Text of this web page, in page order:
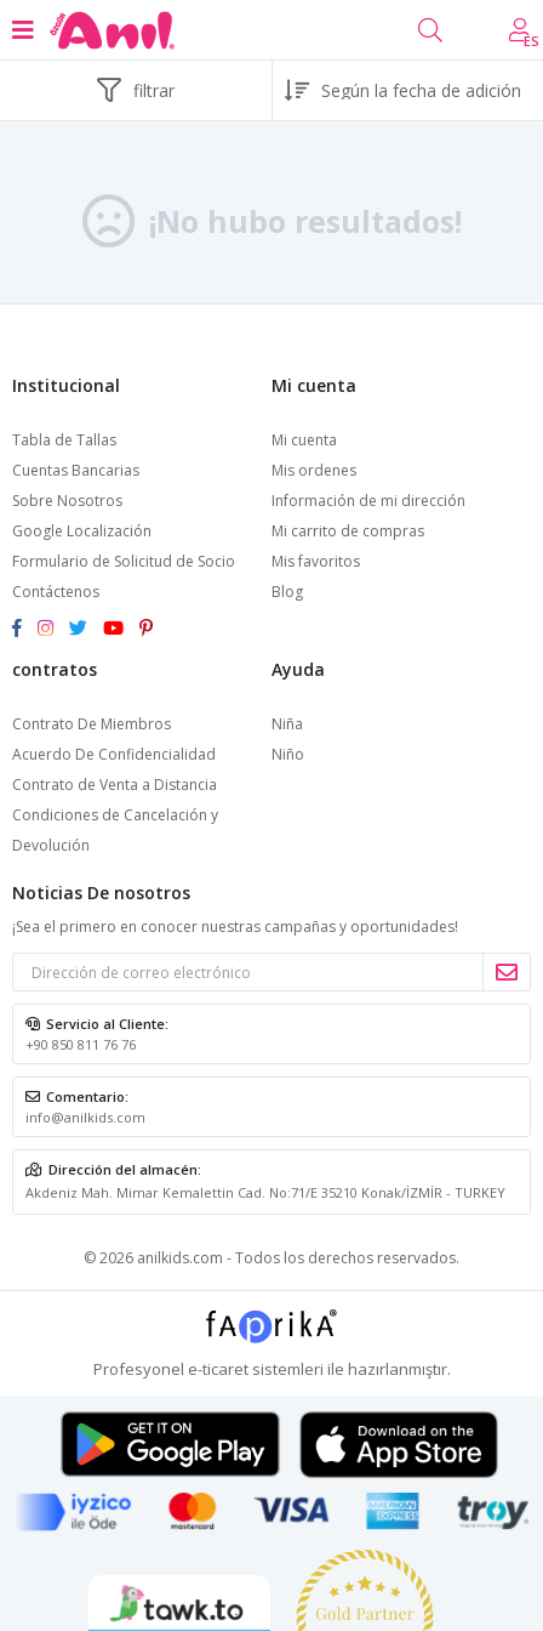
ES
filtrar
¡No hubo resultados!
Institucional
Tabla de Tallas
Cuentas Bancarias
Sobre Nosotros
Google Localización
Formulario de Solicitud de Socio
Contáctenos
Mi cuenta
Mi cuenta
Mis ordenes
Información de mi dirección
Mi carrito de compras
Mis favoritos
Blog
contratos
Contrato De Miembros
Acuerdo De Confidencialidad
Contrato de Venta a Distancia
Condiciones de Cancelación y
Devolución
Ayuda
Niña
Niño
Noticias De nosotros
¡Sea el primero en conocer nuestras campañas y oportunidades!
Servicio al Cliente:
+90 850 811 76 76
Comentario:
info@anilkids.com
Dirección del almacén:
Akdeniz Mah. Mimar Kemalettin Cad. No:71/E 35210 Konak/İZMİR - TURKEY
© 2026 anilkids.com - Todos los derechos reservados.
Profesyonel e-ticaretsistemleri ile hazırlanmıştır.